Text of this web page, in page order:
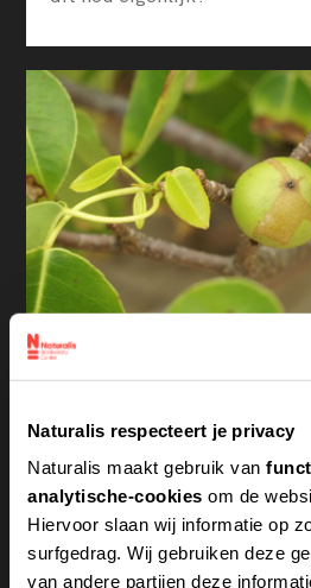
Naturalis respecteert je privacy
Naturalis maakt gebruik van
analytische-cookies om de
Hiervoor slaan wij informatie op
surfgedrag. Wij gebruiken deze
van andere partijen deze
Een lekker appeltje van deze
doen! Het is een van de
bestaat.